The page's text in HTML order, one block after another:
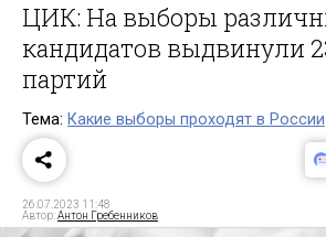
ЦИК: На выборы
кандидатов выдвинули
партий
Тема: Какие выборы проходят в России
26.07.2023 11:48
Автор:Антон Гребенников